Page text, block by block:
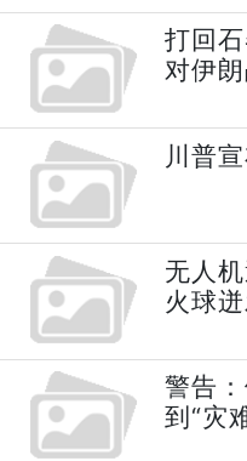
打回
对伊
川普
无人
火球
警告
到“灾